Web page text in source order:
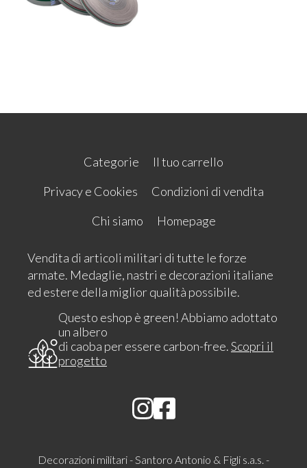
Categorie
Il tuo carrello
Privacy e Cookies
Condizioni di vendita
Chi siamo
Homepage
Vendita di articoli militari di tutte le forze
armate. Medaglie, nastri e decorazioni italiane
ed estere della miglior qualità possibile.
Questo eshop è green! Abbiamo adottato
un albero
di caoba per essere carbon-free.Scopri il
progetto
Decorazioni militari - Santoro Antonio & Figli s.a.s. -